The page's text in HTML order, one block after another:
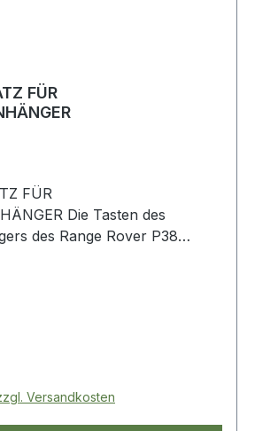
FÜR
FÜR
Die Tasten des
des Range Rover P38
Versandkosten